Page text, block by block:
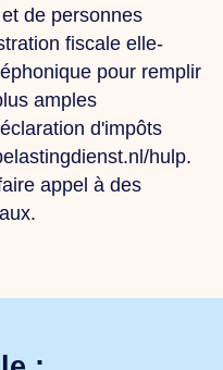
de personnes
fiscale elle-
pour remplir
amples
d'impôts
hulp.
appel à des